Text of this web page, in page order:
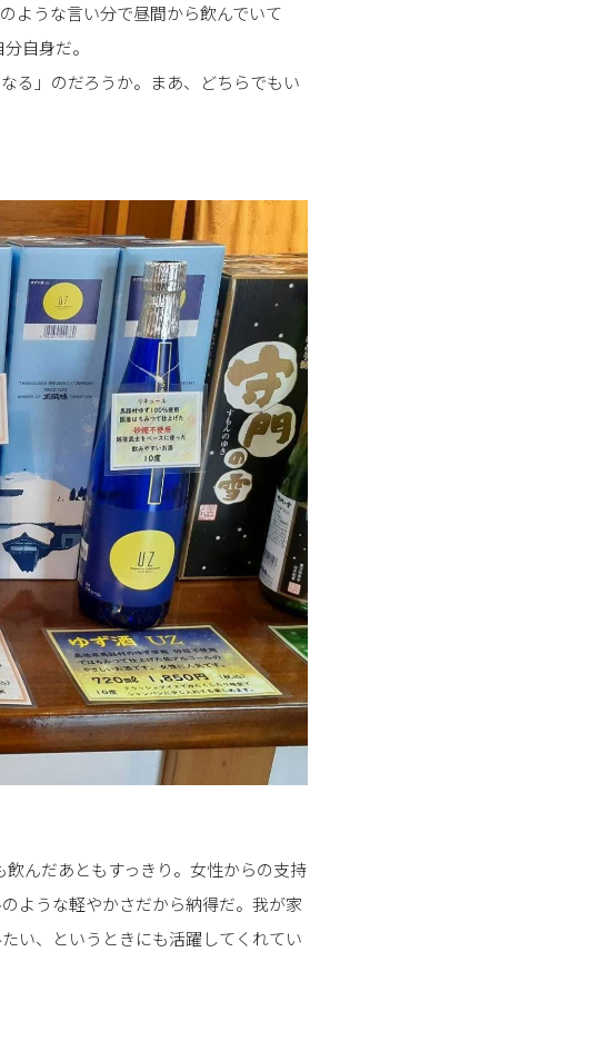
ような言い分で昼間から飲んでいて
自身だ。
る」のだろうか。まあ、どちらでもい
んだあともすっきり。女性からの支持
ような軽やかさだから納得だ。我が家
い、というときにも活躍してくれてい